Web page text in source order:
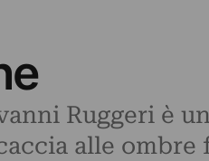
Ruggeri è un
alle ombre